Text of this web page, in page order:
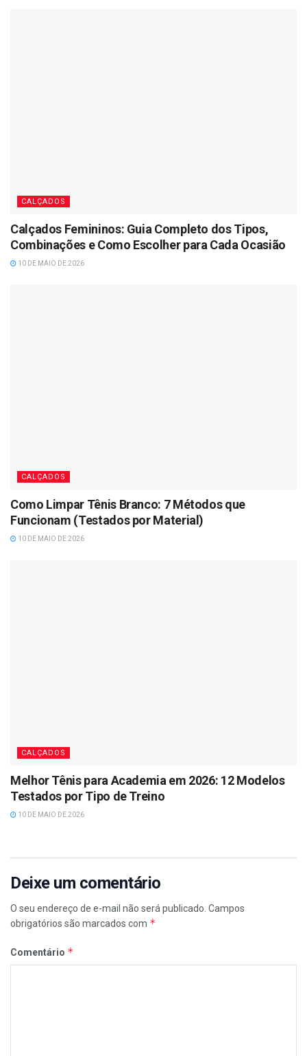
CALÇADOS
Calçados Femininos: Guia Completo dos Tipos,
Combinações e Como Escolher para Cada Ocasião
10 DE MAIO DE 2026
CALÇADOS
Como Limpar Tênis Branco: 7 Métodos que
Funcionam (Testados por Material)
10 DE MAIO DE 2026
CALÇADOS
Melhor Tênis para Academia em 2026: 12 Modelos
Testados por Tipo de Treino
10 DE MAIO DE 2026
Deixe um comentário
O seu endereço de e-mail não será publicado. Campos
obrigatórios são marcados com *
Comentário *